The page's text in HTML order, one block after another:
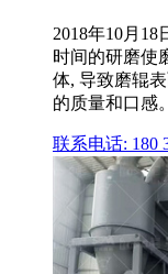
2018年10月
时间的研磨使
体, 导致磨辊
的质量和口感。
联系电话: 180